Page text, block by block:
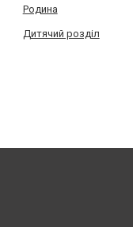
Родина
Дитячий розділ